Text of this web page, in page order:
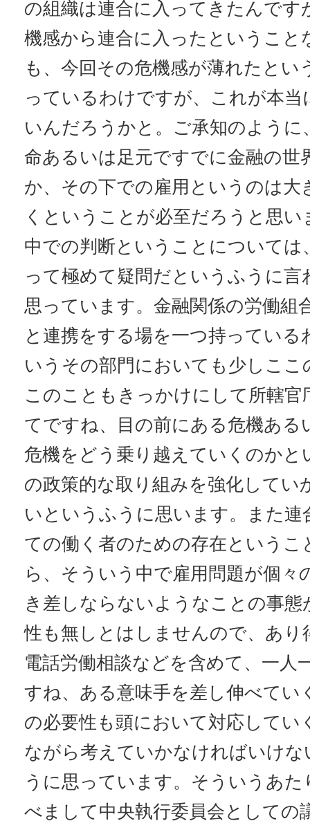
の組織は連合に入ってきたんです
機感から連合に入ったということ
も、今回その危機感が薄れたとい
っているわけですが、これが本
いんだろうかと。ご承知のように
命あるいは足元ですでに金融の世
か、その下での雇用というのは大
くということが必至だろうと思
中での判断ということについては
って極めて疑問だというふうに言
思っています。金融関係の労働組
と連携をする場を一つ持っている
いうその部門においても少しこ
このこともきっかけにして所轄官
てですね、目の前にある危機ある
危機をどう乗り越えていくのかと
の政策的な取り組みを強化してい
いというふうに思います。また連
ての働く者のための存在というこ
ら、そういう中で雇用問題が個々
き差しならないようなことの事態
性も無しとはしませんので、あり
電話労働相談などを含めて、一人
すね、ある意味手を差し伸べてい
の必要性も頭において対応してい
ながら考えていかなければいけ
うに思っています。そういうあ
べまして中央執行委員会としての